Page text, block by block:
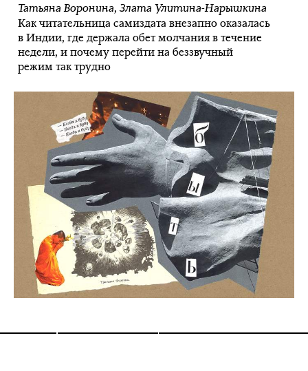
Татьяна Воронина,Злата Улитина-Нарышкина
Как читательница самиздата внезапно оказалась
в Индии, где держала обет молчания в течение
недели, и почему перейти на беззвучный
режим так трудно